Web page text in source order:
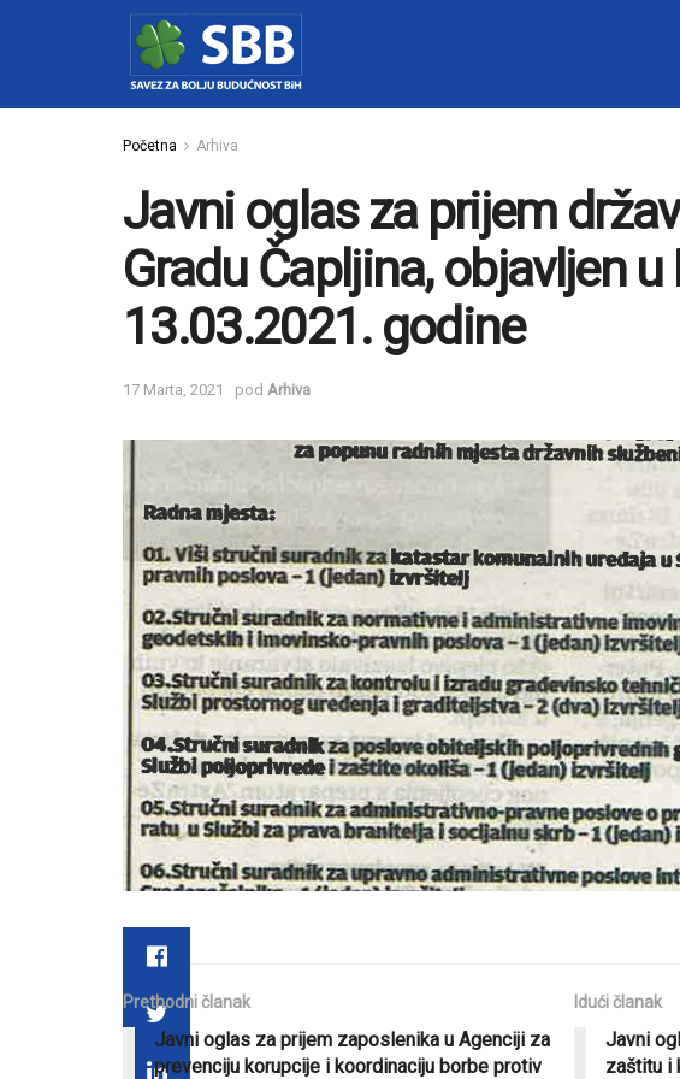
Početna Arhiva
Javni oglas za prijem
Gradu Čapljina, objavljen
13.03.2021. godine
17 Marta, 2021 pod Arhiva
Prethodni članak
Javni oglas za prijem zaposlenika u Agenciji za
prevenciju korupcije i koordinaciju borbe protiv
Idući članak
Javni
zaštitu i